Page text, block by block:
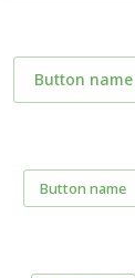
Button name
Button name